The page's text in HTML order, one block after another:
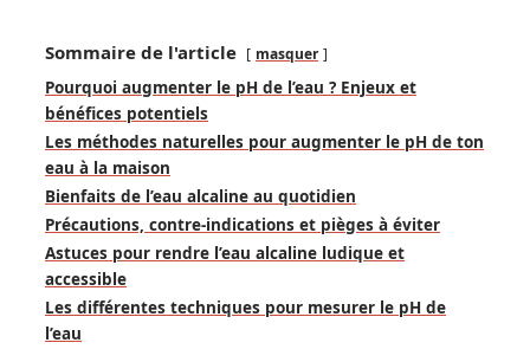
Sommaire de l'article masquer
Pourquoi augmenter le pH de l’eau ? Enjeux et
bénéfices potentiels
Les méthodes naturelles pour augmenter le pH de ton
eau à la maison
Bienfaits de l’eau alcaline au quotidien
Précautions, contre-indications et pièges à éviter
Astuces pour rendre l’eau alcaline ludique et
accessible
Les différentes techniques pour mesurer le pH de
l’eau